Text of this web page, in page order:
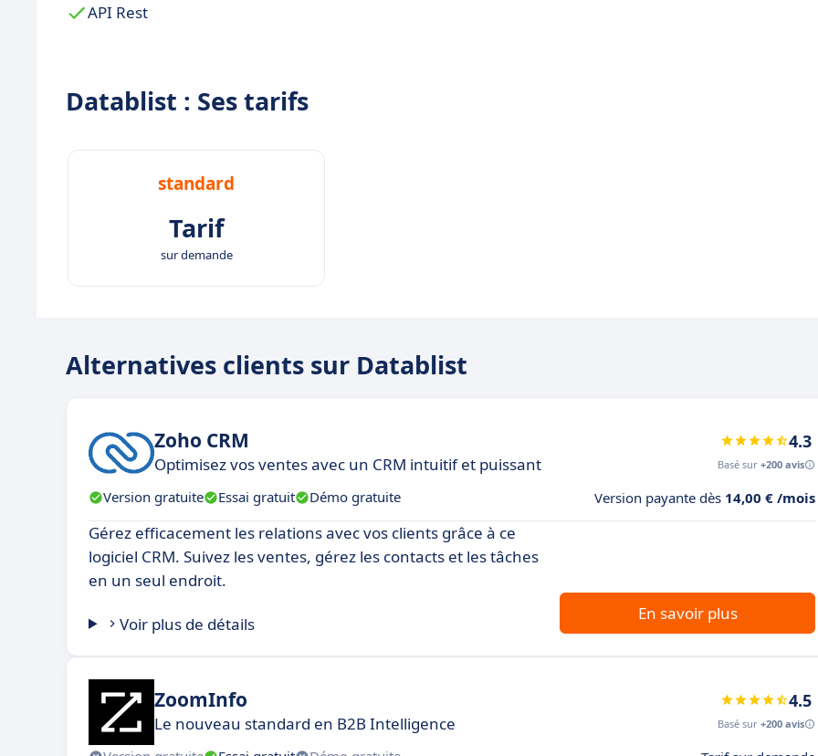
API Rest
Datablist : Ses tarifs
standard
Tarif
sur demande
Alternatives clients sur Datablist
Zoho CRM
Optimisez vos ventes avec un CRM intuitif et puissant
4.3
Basé sur +200 avis
Version gratuite Essai gratuit Démo gratuite Version payante dès 14,00 € /mois
Gérez efficacement les relations avec vos clients grâce à ce
logiciel CRM. Suivez les ventes, gérez les contacts et les tâches
en un seul endroit.
Voir plus de détails
En savoir plus
ZoomInfo
Le nouveau standard en B2B Intelligence
4.5
Basé sur +200 avis